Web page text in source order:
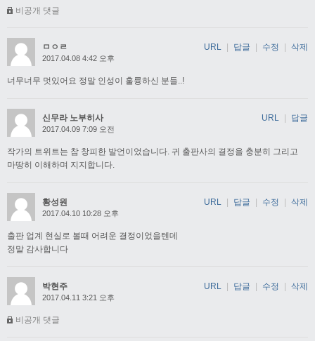
비공개 댓글
ㅁㅇㄹ
2017.04.08 4:42 오후
너무너무 멋있어요 정말 인성이 훌륭하신 분들..!
URL 답글 수정 삭제
신무라 노부히사
2017.04.09 7:09 오전
작가의 트위트는 참 창피한 발언이었습니다. 귀 출판사의 결정을 충분히 그리고
마땅히 이해하며 지지합니다.
URL 답글
황성원
2017.04.10 10:28 오후
출판 업계 현실로 볼때 어려운 결정이었을텐데
정말 감사합니다
URL 답글 수정 삭제
박현주
2017.04.11 3:21 오후
비공개 댓글
URL | 답글 | 수정 | 삭제